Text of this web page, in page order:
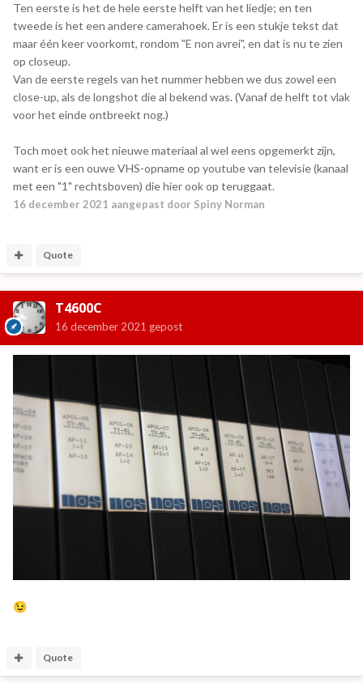
Ten eerste is het de hele eerste helft van het liedje; en ten
tweede is het een andere camerahoek. Er is een stukje tekst dat
maar één keer voorkomt, rondom "E non avrei", en dat is nu te zien
op closeup.
Van de eerste regels van het nummer hebben we dus zowel een
close-up, als de longshot die al bekend was. (Vanaf de helft tot vlak
voor het einde ontbreekt nog.)
Toch moet ook het nieuwe materiaal al wel eens opgemerkt zijn,
want er is een ouwe VHS-opname op youtube van televisie (kanaal
met een "1" rechtsboven) die hier ook op teruggaat.
16 december 2021 aangepast door Spiny Norman
Quote
T4600C
16 december 2021 gepost
😉
Quote